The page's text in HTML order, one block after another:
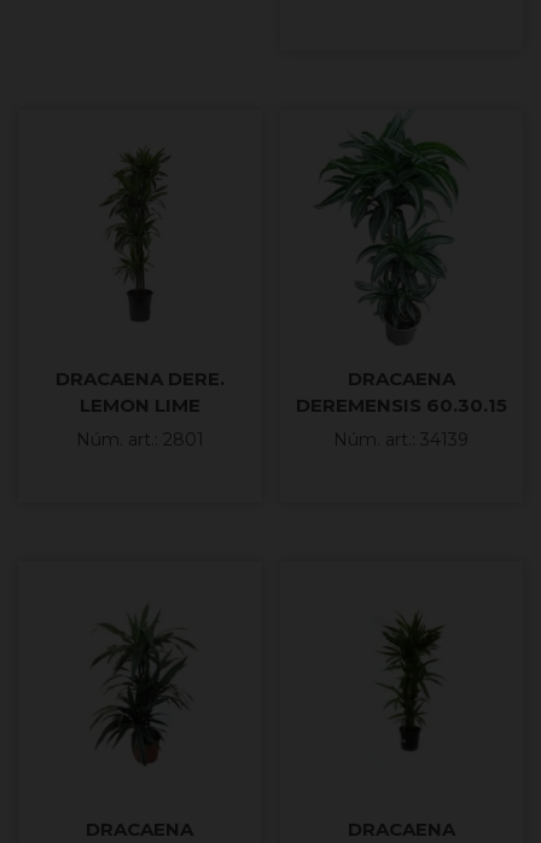
DRACAENA DERE.
LEMON LIME
120.90.60.30.15 M25
Núm. art.: 2801
DRACAENA
DEREMENSIS 60.30.15
M20-120cm.
Núm. art.: 34139
DRACAENA
DRACAENA